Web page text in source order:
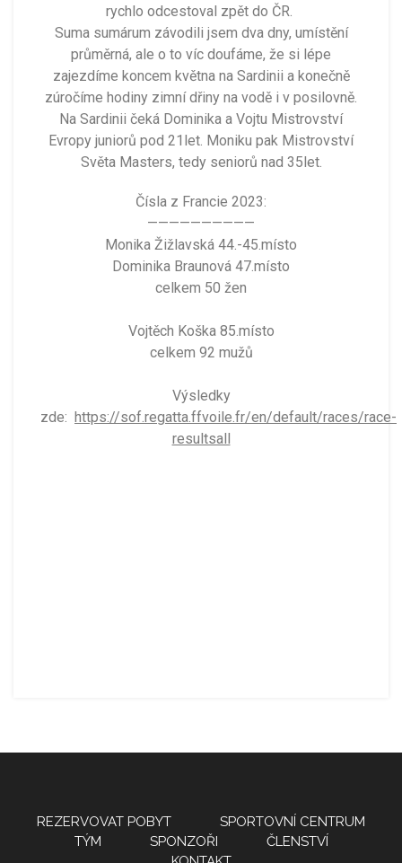
rychlo odcestoval zpět do ČR.
Suma sumárum závodili jsem dva dny, umístění
průměrná, ale o to víc doufáme, že si lépe
zajezdíme koncem května na Sardinii a konečně
zúročíme hodiny zimní dřiny na vodě i v posilovně.
Na Sardinii čeká Dominika a Vojtu Mistrovství
Evropy juniorů pod 21let. Moniku pak Mistrovství
Světa Masters, tedy seniorů nad 35let.
Čísla z Francie 2023:
——————————
Monika Žižlavská 44.-45.místo
Dominika Braunová 47.místo
celkem 50 žen
Vojtěch Koška 85.místo
celkem 92 mužů
Výsledky
zde: https://sof.regatta.ffvoile.fr/en/default/races/race-
resultsall
REZERVOVAT POBYT
SPORTOVNÍ CENTRUM
TÝM
SPONZOŘI
ČLENSTVÍ